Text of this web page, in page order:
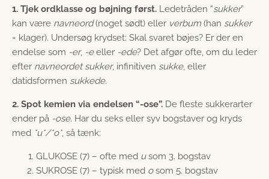
1. Tjek ordklasse og bøjning først. Ledetråden “sukker”
kan være navneord(noget sødt) eller verbum (han sukker
= klager). Undersøg krydset: Skal svaret bøjes? Er der en
endelse som -er, -eeller -ede? Det afgør ofte, om du leder
efter navneordet sukker, infinitiven sukke, eller
datidsformen sukkede.
2. Spot kemien via endelsen “-ose”. De fleste sukkerarter
ender på -ose. Har du seks eller syv bogstaver og kryds
med *u*/*o*, så tænk:
GLUKOSE (7) – ofte med usom 3. bogstav
SUKROSE (7) – typisk med osom 5. bogstav